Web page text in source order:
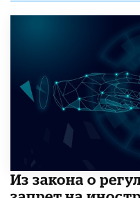
Из закона о